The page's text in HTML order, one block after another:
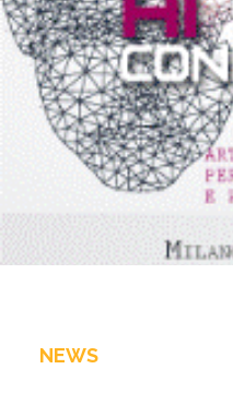
NEWS